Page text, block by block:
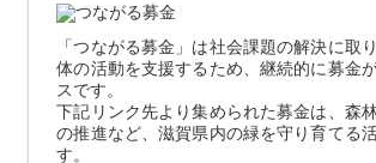
「つながる募金」は社会課題の解決に取
体の活動を支援するため、継続的に募金
スです。
下記リンク先より集められた募金は、森
の推進など、滋賀県内の緑を守り育てる
す。